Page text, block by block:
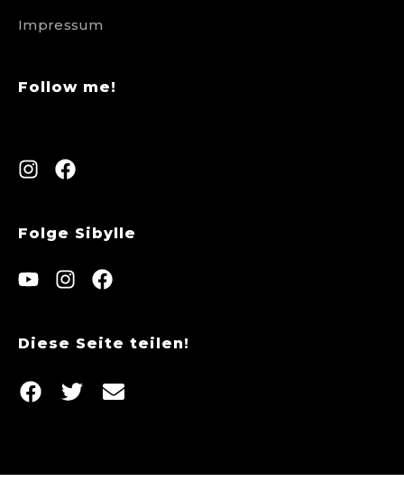
Impressum
Follow me!
Folge Sibylle
Diese Seite teilen!